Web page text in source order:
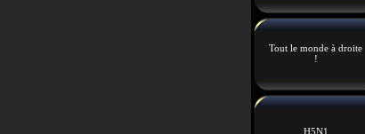
Tout le monde à droite
!
H5N1